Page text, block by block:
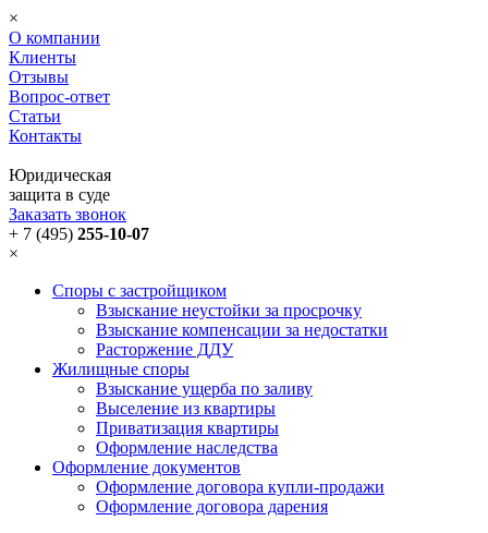
×
О компании
Клиенты
Отзывы
Вопрос-ответ
Статьи
Контакты
Юридическая
защита в суде
Заказать звонок
+ 7 (495) 255-10-07
×
Споры с застройщиком
Взыскание неустойки за просрочку
Взыскание компенсации за недостатки
Расторжение ДДУ
Жилищные споры
Взыскание ущерба по заливу
Выселение из квартиры
Приватизация квартиры
Оформление наследства
Оформление документов
Оформление договора купли-продажи
Оформление договора дарения